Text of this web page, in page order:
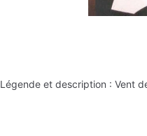
Légende et description : Vent